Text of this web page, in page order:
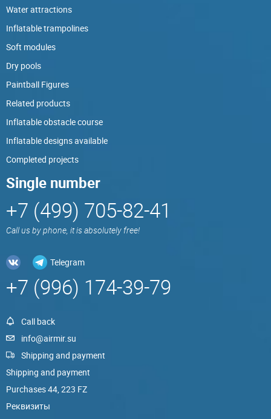
Water attractions
Inflatable trampolines
Soft modules
Dry pools
Paintball Figures
Related products
Inflatable obstacle course
Inflatable designs available
Completed projects
Single number
+7 (499) 705-82-41
Call us by phone, it is absolutely free!
Telegram
+7 (996) 174-39-79
Call back
info@airmir.su
Shipping and payment
Shipping and payment
Purchases 44, 223 FZ
Реквизиты